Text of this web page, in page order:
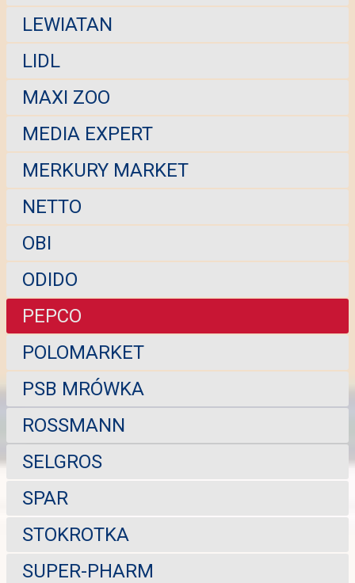
LEWIATAN
LIDL
MAXI ZOO
MEDIA EXPERT
MERKURY MARKET
NETTO
OBI
ODIDO
PEPCO
POLOMARKET
PSB MRÓWKA
ROSSMANN
SELGROS
SPAR
STOKROTKA
SUPER-PHARM